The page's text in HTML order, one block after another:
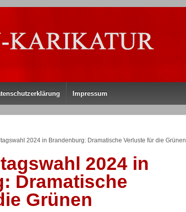
Impressum
2024 in Brandenburg: Dramatische Verluste für die Grünen
2024 in
Dramatische
Grünen